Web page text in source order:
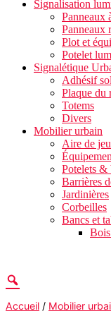
Signalisation
Panneaux
Panneaux
Plot et
Potelet
Signalétique
Adhésif sol
Plaque du
Totems
Divers
Mobilier urbain
Aire de
Potelets &
Barrières
Jardinières
Corbeilles
Bancs et
Accueil / Mobilier